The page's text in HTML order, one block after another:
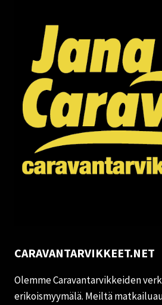
CARAVANTARVIKKEET.NET
Olemme Caravantarvikkeiden
erikoismyymälä. Meiltä